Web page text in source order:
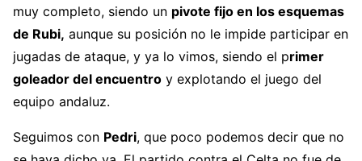
muy completo, siendo un pivote fijo en los esquemas
de Rubi, aunque su posición no le impide participar en
jugadas de ataque, y ya lo vimos, siendo el primer
goleador del encuentro y explotando el juego del
equipo andaluz.
Seguimos con Pedri, que poco podemos decir que no